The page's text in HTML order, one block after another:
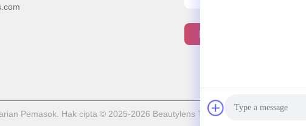
Pemasok. Hak cipta © 2025-2026 Beautylens Technology Co., Ltd. Semua